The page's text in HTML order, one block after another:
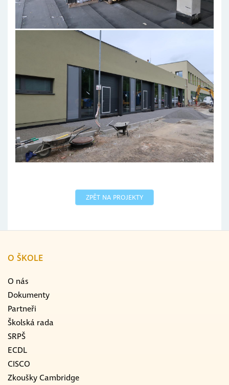
ZPĚT NA PROJEKTY
O ŠKOLE
O nás
Dokumenty
Partneři
Školská rada
SRPŠ
ECDL
CISCO
Zkoušky Cambridge